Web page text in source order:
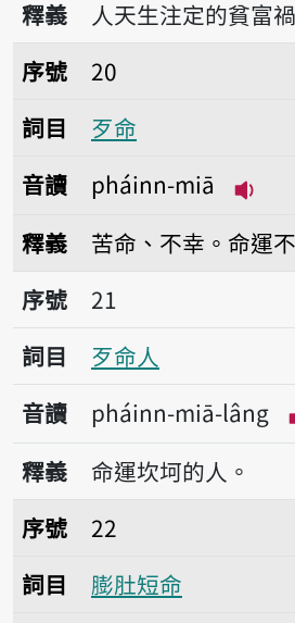
釋義
人天生注定的貧富
序號20歹命
序號
20
詞目
歹命
音讀
pháinn-miā
釋義
苦命、不幸。命運
序號21歹命人
序號
21
詞目
歹命人
音讀
pháinn-miā-lâng
釋義
命運坎坷的人。
序號22膨肚短命
序號
22
詞目
膨肚短命